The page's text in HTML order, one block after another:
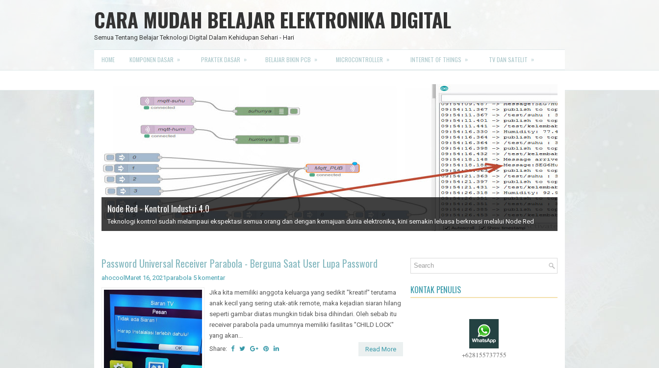
CARA MUDAH BELAJAR ELEKTRONIKA DIGITAL
Semua Tentang Belajar Teknologi Digital Dalam Kehidupan Sehari - Hari
HOME KOMPONEN DASAR » PRAKTEK DASAR » BELAJAR BIKIN PCB » MICROCONTROLLER » INTERNET OF THINGS » TV DAN SATELIT »
IC Timer 555 yang Multifungsi
Data Science
Artificial Intelligence - Pengenalan Object
JAM DIGITAL 6 DIGIT TANPA MICRO FULL CMOS
Node Red - Kontrol Industri 4.0
Teknologi kontrol sudah melampaui ekspektasi semua orang dan dengan kemajuan dunia elektronika, kini semakin leluasa berkreasi melalui Node Red
Password Universal Receiver Parabola - Berguna Saat User Lupa Password
ahocoolMaret 16, 2021parabola 5 komentar
Jika kita memiliki anggota keluarga yang sedikit "kreatif" terutama
anak kecil yang sering utak-atik remote, maka kejadian siaran hilang
seperti gambar diatas mungkin tidak bisa dihindari. Oleh sebab itu
receiver parabola pada umumnya memiliki fasilitas "CHILD LOCK"
yang akan...
Share:
Read More
KONTAK PENULIS
+628155737755